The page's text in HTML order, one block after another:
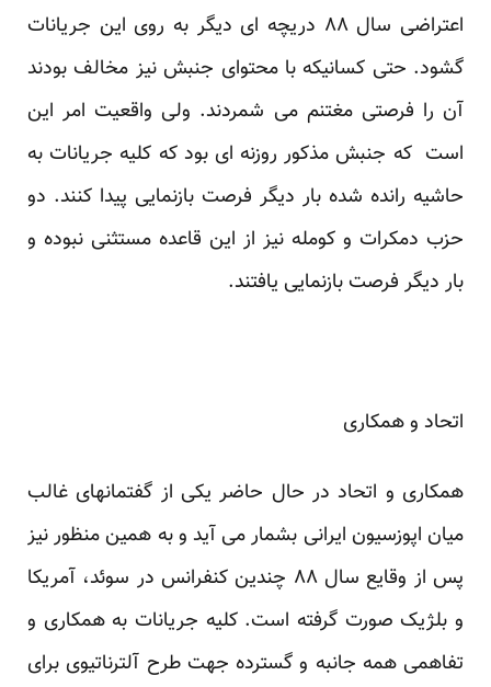
اعتراضی سال ۸۸ دریچه ای دیگر به روی این جریانات
گشود. حتی کسانیکه با محتوای جنبش نیز مخالف بودند
آن را فرصتی مغتنم می شمردند. ولی واقعیت امر این
است که جنبش مذکور روزنه ای بود که کلیه جریانات به
حاشیه رانده شده بار دیگر فرصت بازنمایی پیدا کنند. دو
حزب دمکرات و کومله نیز از این قاعده مستثنی نبوده و
بار دیگر فرصت بازنمایی یافتند.
اتحاد و همکاری
همکاری و اتحاد در حال حاضر یکی از گفتمانهای غالب
میان اپوزسیون ایرانی بشمار می آید و به همین منظور نیز
پس از وقایع سال ۸۸ چندین کنفرانس در سوئد، آمریکا
و بلژیک صورت گرفته است. کلیه جریانات به همکاری و
تفاهمی همه جانبه و گسترده جهت طرح آلترناتیوی برای